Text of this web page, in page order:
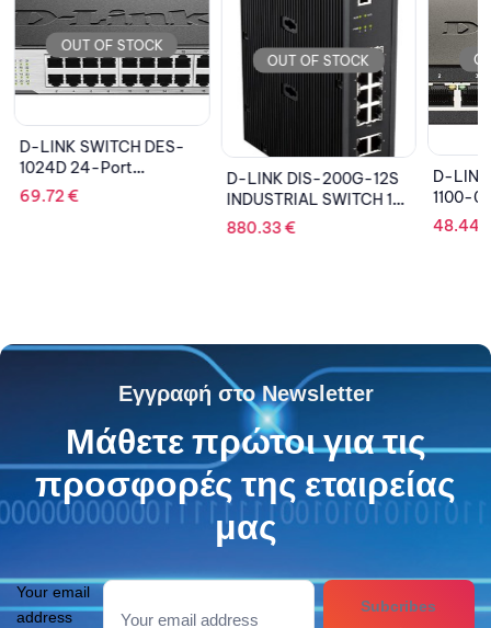
OUT OF STOCK
D-LINK SWITCH DES-
1024D 24-Port
10/100Mbps
69.72€
OUT OF STOCK
D-LINK DIS-200G-12S
INDUSTRIAL SWITCH 10
X 100/1000, 2xSFP
880.33€
D-
1100-
48.44
Εγγραφή στο Newsletter
Μάθετε πρώτοι για τις
προσφορές της εταιρείας
μας
Your email
address
Subcribes